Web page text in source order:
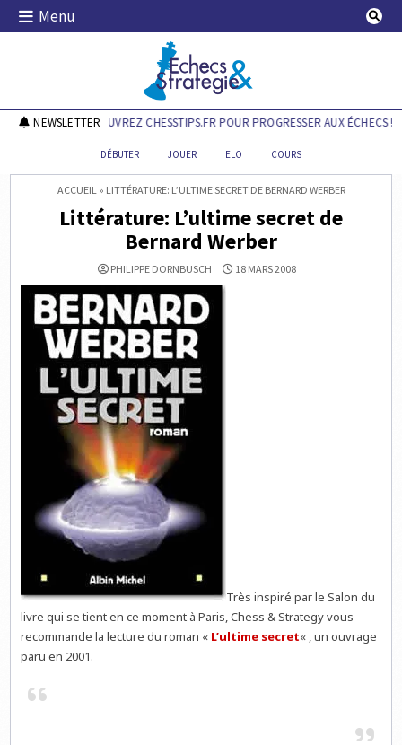
Skip
Menu
Echecs & Stratégie
NEWSLETTERDÉCOUVREZ CHESSTIPS.FR POUR PROGRESSER AUX ÉCHECS !
DÉBUTER JOUER ELO COURS
ACCUEIL» LITTÉRATURE: L’ULTIME SECRET DE BERNARD WERBER
Littérature: L’ultime secret de
Bernard Werber
PHILIPPE DORNBUSCH 18 MARS 2008
Très inspiré par le Salon du
livre qui se tient en ce moment à Paris, Chess & Strategy vous
recommande la lecture du roman « L’ultime secret« , un ouvrage
paru en 2001.